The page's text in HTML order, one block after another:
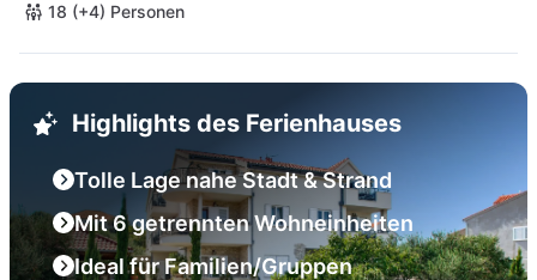
18 (+4) Personen
Highlights des Ferienhauses
Tolle Lage nahe Stadt & Strand
Mit 6 getrennten Wohneinheiten
Ideal für Familien/Gruppen